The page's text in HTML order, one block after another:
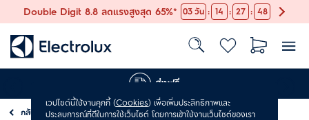
Double Digit 8.8 ลดแรงสูงสุด 65%* 03วัน : 14 : 27 : 47
ส่งฟรี
กลับ เครื่องซักผ้า
เวปไซต์นี้ใช้งานคุกกี้ (Cookies) เพื่อเพิ่มประสิทธิภาพและ
ประสบการณ์ที่ดีในการใช้เว็บไซต์ โดยการเข้าใช้งานเว็บไซต์ของเรา